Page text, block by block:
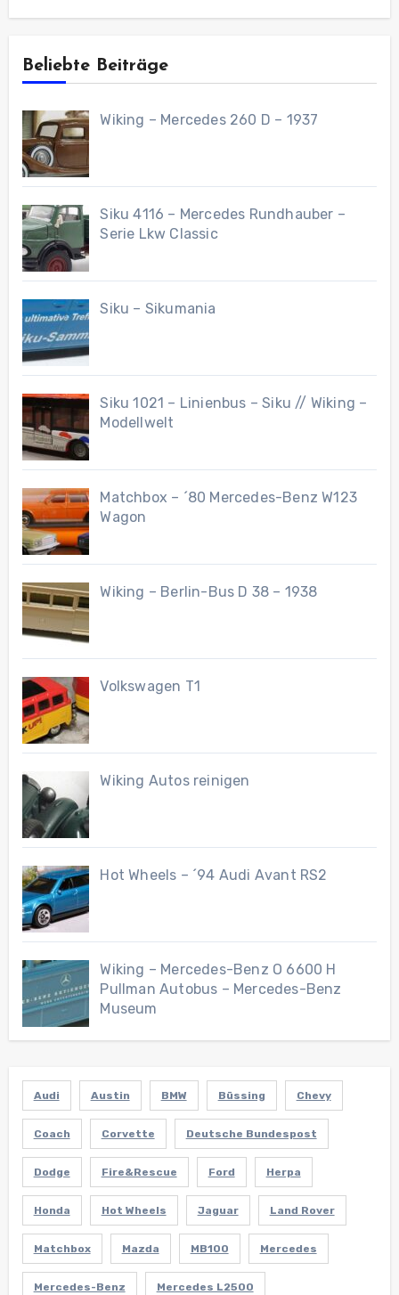
Beliebte Beiträge
Wiking – Mercedes 260 D – 1937
Siku 4116 – Mercedes Rundhauber –
Serie Lkw Classic
Siku – Sikumania
Siku 1021 – Linienbus – Siku // Wiking –
Modellwelt
Matchbox – ´80 Mercedes-Benz W123
Wagon
Wiking – Berlin-Bus D 38 – 1938
Volkswagen T1
Wiking Autos reinigen
Hot Wheels – ´94 Audi Avant RS2
Wiking – Mercedes-Benz O 6600 H
Pullman Autobus – Mercedes-Benz
Museum
Audi Austin BMW Büssing Chevy
Coach Corvette Deutsche Bundespost
Dodge Fire&Rescue Ford Herpa
Honda Hot Wheels Jaguar Land Rover
Matchbox Mazda MB100 Mercedes
Mercedes-Benz Mercedes L2500